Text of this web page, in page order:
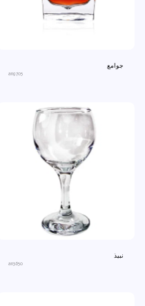
جوامع
an9705
نبيذ
an3650